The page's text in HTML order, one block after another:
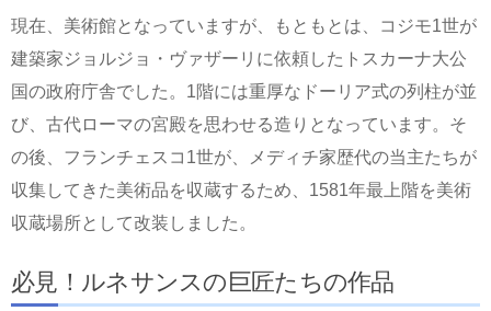
現在、美術館となっていますが、もともとは、コジモ1世が
建築家ジョルジョ・ヴァザーリに依頼したトスカーナ大公
国の政府庁舎でした。1階には重厚なドーリア式の列柱が並
び、古代ローマの宮殿を思わせる造りとなっています。そ
の後、フランチェスコ1世が、メディチ家歴代の当主たちが
収集してきた美術品を収蔵するため、1581年最上階を美術
収蔵場所として改装しました。
必見！ルネサンスの巨匠たちの作品